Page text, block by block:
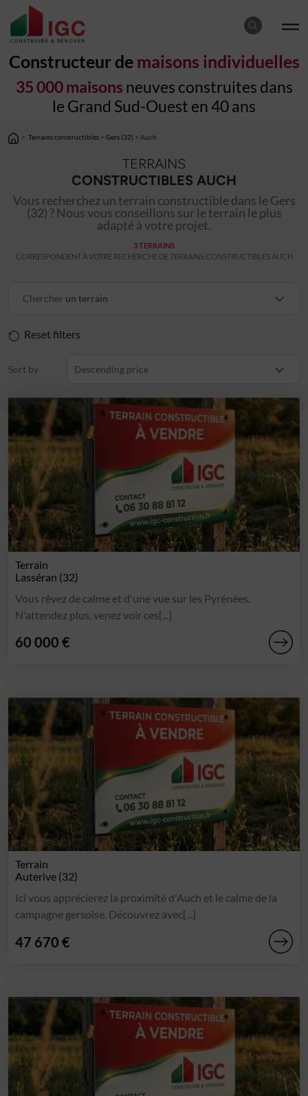
Constructeur de maisons individuelles
35 000 maisons neuves construites dans
le Grand Sud-Ouest en 40 ans
> Terrains constructibles > Gers (32) > Auch
TERRAINS
CONSTRUCTIBLES AUCH
Vous recherchez un terrain constructible dans le Gers
(32) ? Nous vous conseillons sur le terrain le plus
adapté à votre projet.
3 TERRAINS
CORRESPONDENT À VOTRE RECHERCHE DE TERRAINS CONSTRUCTIBLES AUCH
Chercher un terrain
Reset filters
Sort by Descending price
Terrain
Lasséran (32)
Vous rêvez de calme et d'une vue sur les Pyrénées.
N'attendez plus, venez voir ces[...]
60 000 €
Terrain
Auterive (32)
Ici vous apprécierez la proximité d'Auch et le calme de la
campagne gersoise. Découvrez avec[...]
47 670 €